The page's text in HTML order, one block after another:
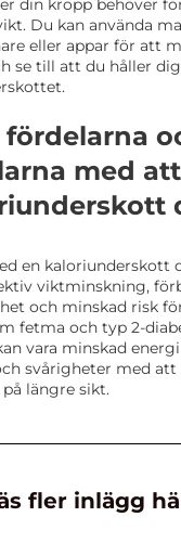
din kropp behöver
Du kan använda
eller appar för att
se till att du håller
med
en kaloriunderskott
viktminskning,
och minskad risk
fetma och typ 2-
vara minskad
svårigheter med att
längre sikt.
fler inlägg